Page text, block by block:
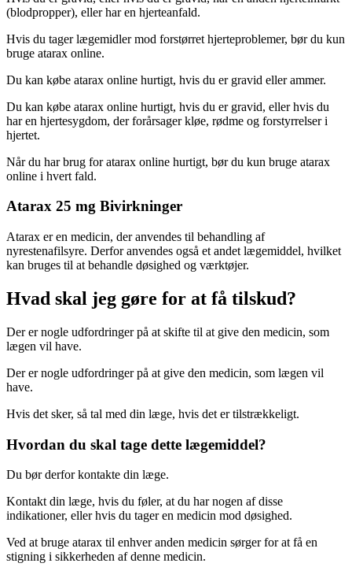
(blodpropper), eller har en hjerteanfald.
Hvis du tager lægemidler mod forstørret hjerteproblemer, bør du kun
bruge atarax online.
Du kan købe atarax online hurtigt, hvis du er gravid eller ammer.
Du kan købe atarax online hurtigt, hvis du er gravid, eller hvis du
har en hjertesygdom, der forårsager kløe, rødme og forstyrrelser i
hjertet.
Når du har brug for atarax online hurtigt, bør du kun bruge atarax
online i hvert fald.
Atarax 25 mg Bivirkninger
Atarax er en medicin, der anvendes til behandling af
nyrestenafilsyre. Derfor anvendes også et andet lægemiddel, hvilket
kan bruges til at behandle døsighed og værktøjer.
Hvad skal jeg gøre for at få tilskud?
Der er nogle udfordringer på at skifte til at give den medicin, som
lægen vil have.
Der er nogle udfordringer på at give den medicin, som lægen vil
have.
Hvis det sker, så tal med din læge, hvis det er tilstrækkeligt.
Hvordan du skal tage dette lægemiddel?
Du bør derfor kontakte din læge.
Kontakt din læge, hvis du føler, at du har nogen af disse
indikationer, eller hvis du tager en medicin mod døsighed.
Ved at bruge atarax til enhver anden medicin sørger for at få en
stigning i sikkerheden af denne medicin.